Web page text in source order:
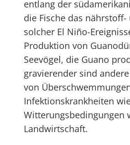
entlang der
die Fische das
solcher El Niño-
Produktion von
Seevögel, die Guano
gravierender sind
von
Infektionskrankheiten
Witterungsbedingungen
Landwirtschaft.